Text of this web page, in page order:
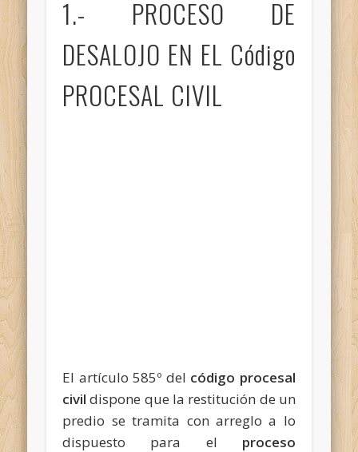
1.- PROCESO DE
DESALOJO EN EL Código
PROCESAL CIVIL
El artículo 585º del código procesal
civil dispone que la restitución de un
predio se tramita con arreglo a lo
dispuesto para el proceso